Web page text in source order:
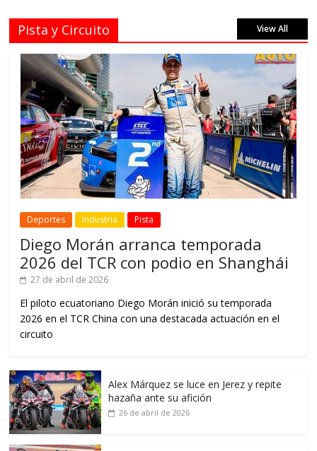
Pista y Circuito View All
Deportes Industria Pista
Diego Morán arranca temporada
2026 del TCR con podio en Shanghái
27 de abril de 2026
El piloto ecuatoriano Diego Morán inició su temporada
2026 en el TCR China con una destacada actuación en el
circuito
Alex Márquez se luce en Jerez y repite
hazaña ante su afición
26 de abril de 2026